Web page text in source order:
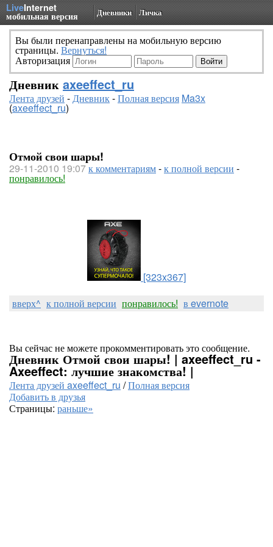
LiveInternet
мобильная версия Дневники Личка
Вы были перенаправлены на мобильную версию
страницы. Вернуться!
Авторизация
Дневник axeeffect_ru
Лента друзей -Дневник-Полная версия Ma3x
(axeeffect_ru)
Отмой свои шары!
29-11-2010 19:07к комментариям-к полной версии -
понравилось!
[323x367]
вверх^ к полной версии понравилось! в evernote
Вы сейчас не можете прокомментировать это сообщение.
Дневник Отмой свои шары! | axeeffect_ru -
Axeeffect: лучшие знакомства! |
Лента друзей axeeffect_ru /Полная версия
Добавить в друзья
Страницы: раньше»